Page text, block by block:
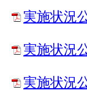
実施状況
実施状況
実施状況